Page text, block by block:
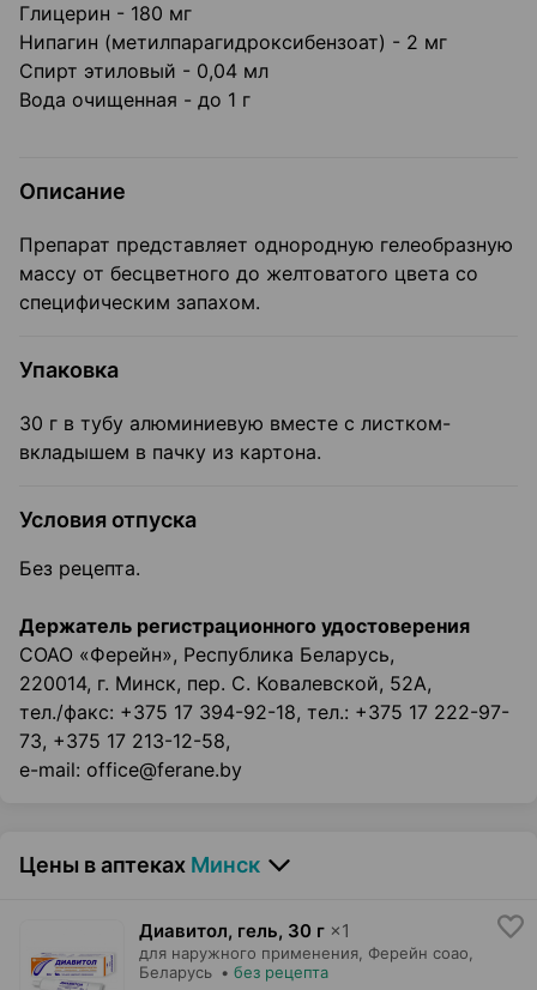
Глицерин - 180 мг
Нипагин (метилпарагидроксибензоат) - 2 мг
Спирт этиловый - 0,04 мл
Вода очищенная - до 1 г
Описание
Препарат представляет однородную гелеобразную
массу от бесцветного до желтоватого цвета со
специфическим запахом.
Упаковка
30 г в тубу алюминиевую вместе с листком-
вкладышем в пачку из картона.
Условия отпуска
Без рецепта.
Держатель регистрационного удостоверения
СОАО «Ферейн», Республика Беларусь,
220014, г. Минск, пер. С. Ковалевской, 52А,
тел./факс: +375 17 394-92-18, тел.: +375 17 222-97-
73, +375 17 213-12-58,
e-mail: office@ferane.by
Цены в аптеках Минск
Диавитол, гель, 30 г ×1
для наружного применения, Ферейн соао,
Беларусь • без рецепта